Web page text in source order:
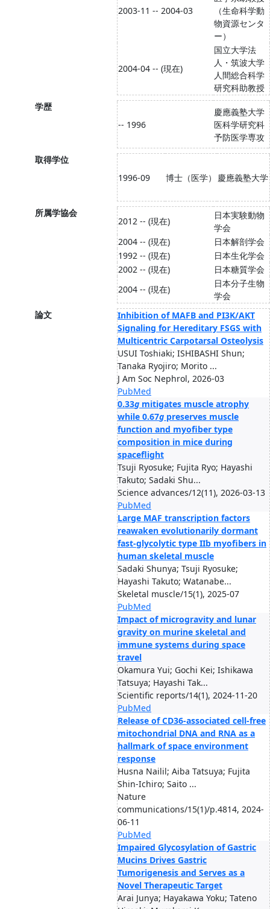
2003-11 -- 2004-03
（生命科学動
物資源センタ
ー）
2004-04 -- (現在)
国立大学法
人・筑波大学
人間総合科学
研究科助教授
学歴
-- 1996
慶應義塾大学
医科学研究科
予防医学専攻
取得学位
1996-09
博士（医学） 慶應義塾大学
所属学協会
2012 -- (現在)
日本実験動物
学会
2004 -- (現在)
日本解剖学会
1992 -- (現在)
日本生化学会
2002 -- (現在)
日本糖質学会
2004 -- (現在)
日本分子生物
学会
論文
Inhibition of MAFB and PI3K/AKT
Signaling for Hereditary FSGS with
Multicentric Carpotarsal Osteolysis
USUI Toshiaki; ISHIBASHI Shun;
Tanaka Ryojiro; Morito ...
J Am Soc Nephrol, 2026-03
PubMed
0.33g mitigates muscle atrophy
while 0.67g preserves muscle
function and myofiber type
composition in mice during
spaceflight
Tsuji Ryosuke; Fujita Ryo; Hayashi
Takuto; Sadaki Shu...
Science advances/12(11), 2026-03-13
PubMed
Large MAF transcription factors
reawaken evolutionarily dormant
fast-glycolytic type IIb myofibers in
human skeletal muscle
Sadaki Shunya; Tsuji Ryosuke;
Hayashi Takuto; Watanabe...
Skeletal muscle/15(1), 2025-07
PubMed
Impact of microgravity and lunar
gravity on murine skeletal and
immune systems during space
travel
Okamura Yui; Gochi Kei; Ishikawa
Tatsuya; Hayashi Tak...
Scientific reports/14(1), 2024-11-20
PubMed
Release of CD36-associated cell-free
mitochondrial DNA and RNA as a
hallmark of space environment
response
Husna Nailil; Aiba Tatsuya; Fujita
Shin-Ichiro; Saito ...
Nature
communications/15(1)/p.4814, 2024-
06-11
PubMed
Impaired Glycosylation of Gastric
Mucins Drives Gastric
Tumorigenesis and Serves as a
Novel Therapeutic Target
Arai Junya; Hayakawa Yoku; Tateno